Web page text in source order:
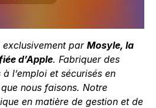
par Mosyle, la
d’Apple. Fabriquer des
l’emploi et sécurisés en
nous faisons. Notre
en matière de gestion et de